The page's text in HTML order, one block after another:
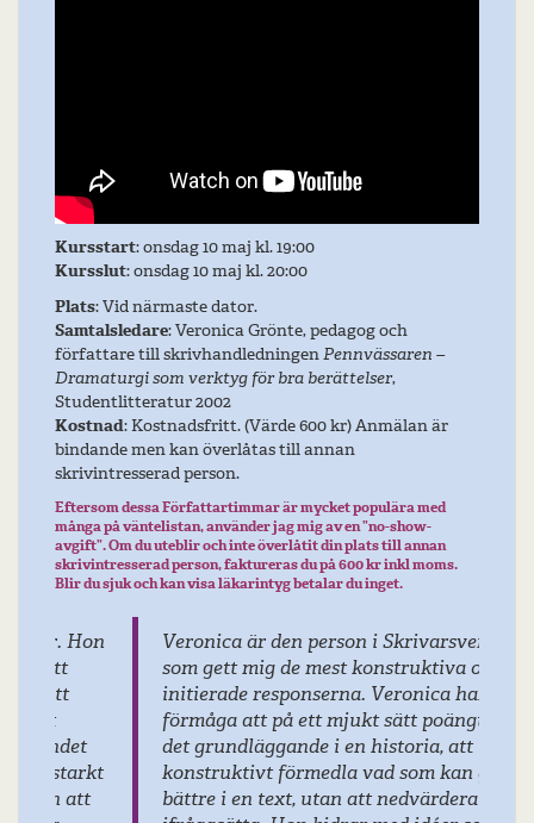
Kursstart: onsdag 10 maj kl. 19:00
Kursslut: onsdag 10 maj kl. 20:00
Plats: Vid närmaste dator.
Samtalsledare: Veronica Grönte, pedagog och
författare till skrivhandledningenPennvässaren –
Dramaturgi som verktyg för bra berättelser,
Studentlitteratur 2002
Kostnad: Kostnadsfritt. (Värde 600 kr) Anmälan är
bindande men kan överlåtas till annan
skrivintresserad person.
Eftersom dessa Författartimmar är mycket populära med
många på väntelistan, använder jag mig av en ”no-show-
avgift”. Om du uteblir och inte överlåtit din plats till annan
skrivintresserad person, faktureras du på 600 kr inkl moms.
Blir du sjuk och kan visa läkarintyg betalar du inget.
Veronica är den person i Skrivarsverige
som gett mig de mest konstruktiva och
initierade responserna. Veronica har en
förmåga att på ett mjukt sätt poängtera
det grundläggande i en historia, att
konstruktivt förmedla vad som kan göras
bättre i en text, utan att nedvärdera eller